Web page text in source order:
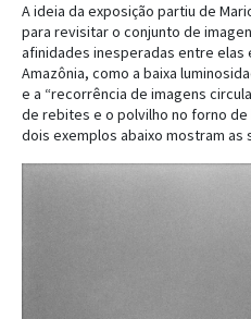
A ideia da exposição partiu de
para revisitar o conjunto de
afinidades inesperadas entre elas
Amazônia, como a baixa
e a “recorrência de imagens
de rebites e o polvilho no forno de
dois exemplos abaixo mostram as